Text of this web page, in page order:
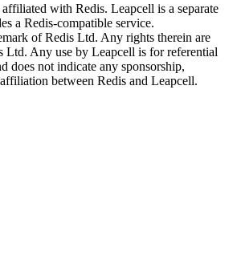
with Redis. Leapcell is a separate
a Redis-compatible service.
of Redis Ltd. Any rights therein are
Ltd. Any use by Leapcell is for referential
does not indicate any sponsorship,
between Redis and Leapcell.